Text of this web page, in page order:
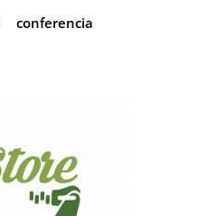
conferencia